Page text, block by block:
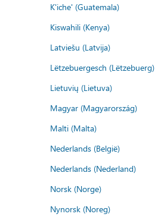
K'iche' (Guatemala)
Kiswahili (Kenya)
Latviešu (Latvija)
Lëtzebuergesch (Lëtzebuerg)
Lietuvių (Lietuva)
Magyar (Magyarország)
Malti (Malta)
Nederlands (België)
Nederlands (Nederland)
Norsk (Norge)
Nynorsk (Noreg)